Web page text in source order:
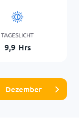
TAGESLICHT
9,9 Hrs
Dezember